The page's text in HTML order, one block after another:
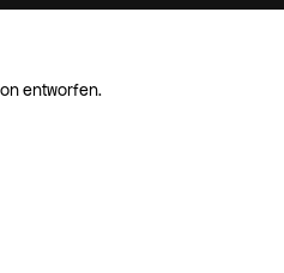
entworfen.